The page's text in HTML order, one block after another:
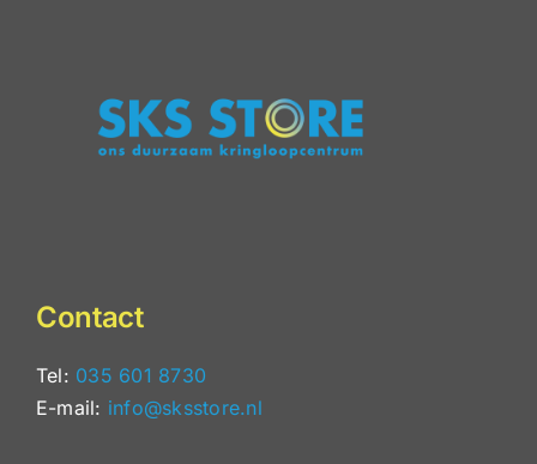
Contact
Tel: 035 601 8730
E-mail: info@sksstore.nl